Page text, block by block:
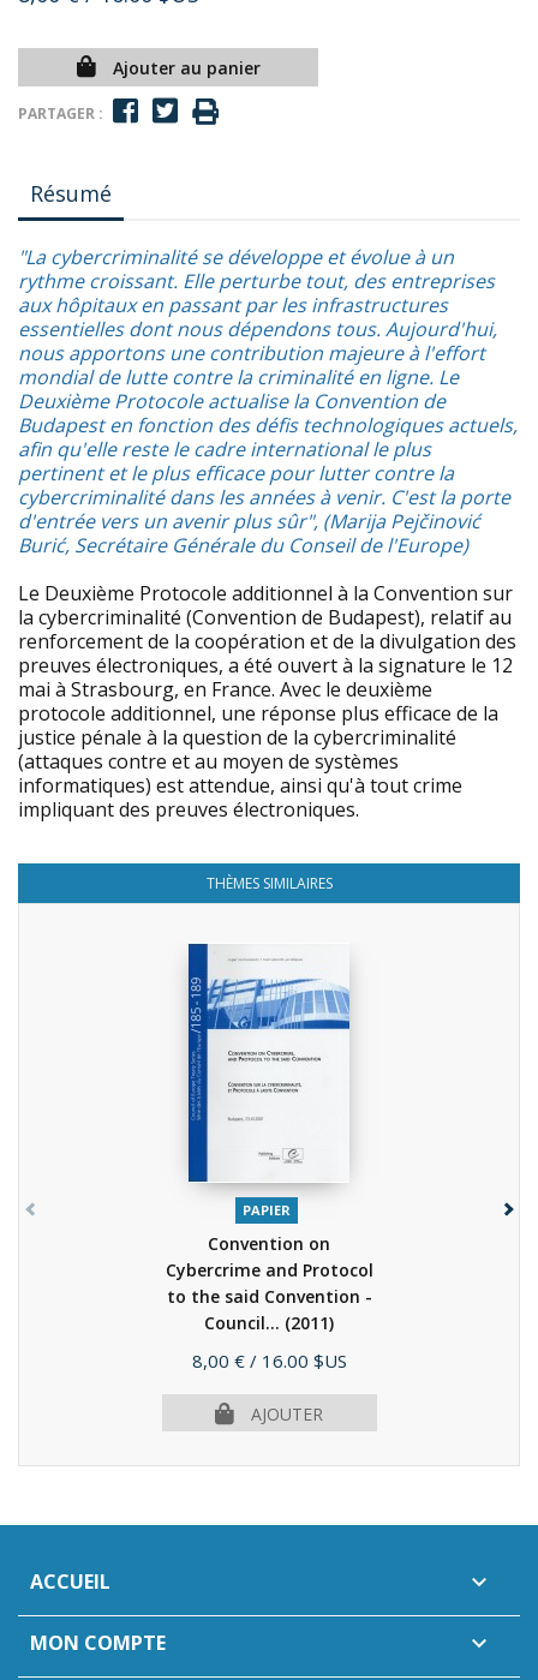
Ajouter au panier
PARTAGER :
Résumé
"La cybercriminalité se développe et évolue à un
rythme croissant. Elle perturbe tout, des entreprises
aux hôpitaux en passant par les infrastructures
essentielles dont nous dépendons tous. Aujourd'hui,
nous apportons une contribution majeure à l'effort
mondial de lutte contre la criminalité en ligne. Le
Deuxième Protocole actualise la Convention de
Budapest en fonction des défis technologiques actuels,
afin qu'elle reste le cadre international le plus
pertinent et le plus efficace pour lutter contre la
cybercriminalité dans les années à venir. C'est la porte
d'entrée vers un avenir plus sûr", (Marija Pejčinović
Burić, Secrétaire Générale du Conseil de l'Europe)
Le Deuxième Protocole additionnel à la Convention sur
la cybercriminalité (Convention de Budapest), relatif au
renforcement de la coopération et de la divulgation des
preuves électroniques, a été ouvert à la signature le 12
mai à Strasbourg, en France. Avec le deuxième
protocole additionnel, une réponse plus efficace de la
justice pénale à la question de la cybercriminalité
(attaques contre et au moyen de systèmes
informatiques) est attendue, ainsi qu'à tout crime
impliquant des preuves électroniques.
THÈMES SIMILAIRES
PAPIER
Convention on
Cybercrime and Protocol
to the said Convention -
Council... (2011)
Prix
8,00 € / 16.00 $US
AJOUTER
ACCUEIL 
MON COMPTE 